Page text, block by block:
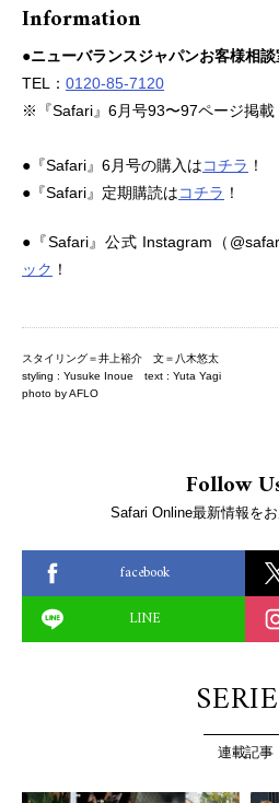
Information
●ニューバランスジャパンお客様相談
TEL： 0120-85-7120
※『Safari』6月号93〜97ページ掲載
●『Safari』6月号の購入はコチラ ！
●『Safari』定期購読はコチラ ！
●『Safari』公式 Instagram（
ック ！
スタイリング＝井上裕介 文＝八木悠太
styling : Yusuke Inoue text : Yuta Yagi
photo by AFLO
Follow
Safari Online最新情報をお
facebook
LINE
連載記事